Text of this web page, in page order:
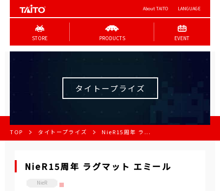
About TAITO LANGUAGE
STORE PRODUCTS EVENT
タイトープライズ
TOP タイトープライズ NieR15周年 ラ...
NieR15周年 ラグマット エミール
NieR